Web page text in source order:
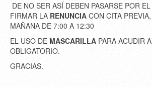
DE NO SER ASÍ DEBEN PASARSE POR
FIRMAR LA RENUNCIA CON CITA
MAÑANA DE 7:00 A 12:30
EL USO DE MASCARILLA PARA ACUDIR
OBLIGATORIO.
GRACIAS.